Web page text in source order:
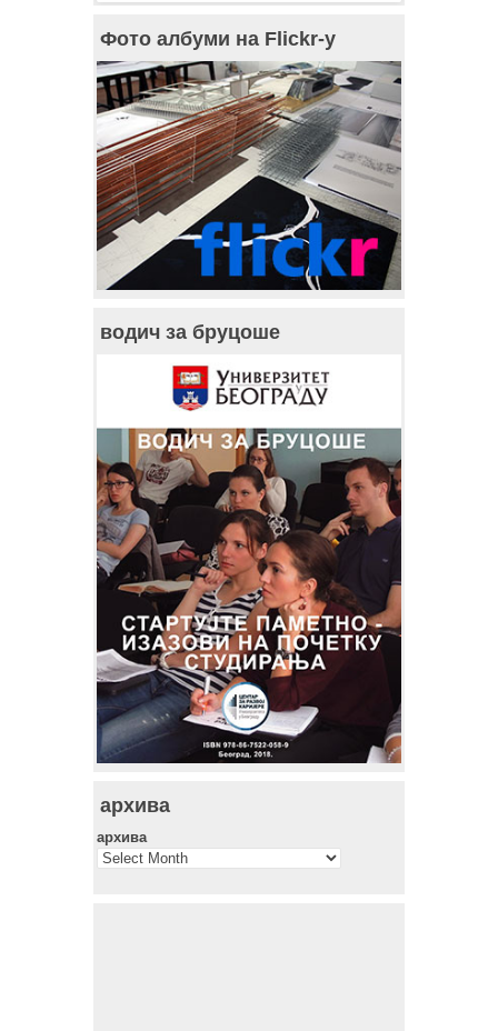
Фото албуми на Flickr-у
водич за бруцоше
архива
архива